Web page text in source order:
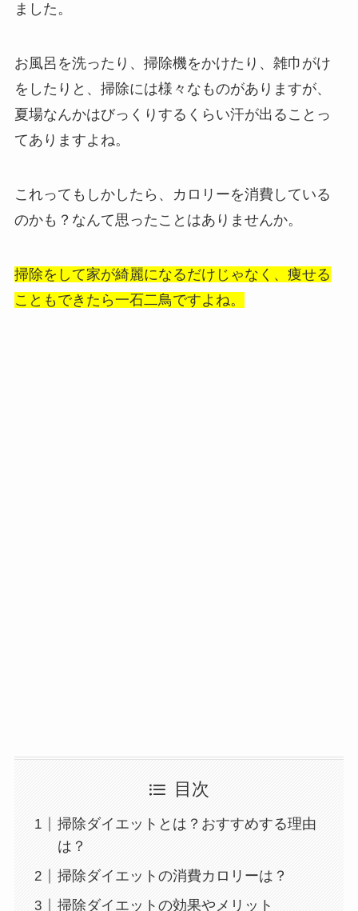
ました。
お風呂を洗ったり、掃除機をかけたり、雑巾がけ
をしたりと、掃除には様々なものがありますが、
夏場なんかはびっくりするくらい汗が出ることっ
てありますよね。
これってもしかしたら、カロリーを消費している
のかも？なんて思ったことはありませんか。
掃除をして家が綺麗になるだけじゃなく、痩せる
こともできたら一石二鳥ですよね。
目次
掃除ダイエットとは？おすすめする理由
は？
掃除ダイエットの消費カロリーは？
掃除ダイエットの効果やメリット